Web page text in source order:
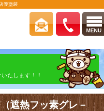
MENU
優塗装
たします！！
遮熱フッ素グレ－